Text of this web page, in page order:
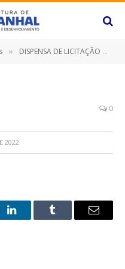
» DISPENSA DE LICITAÇÃO Nº 119/2021/FME (Locação de Imóvel)
0
2022
O
Tumblr
E-